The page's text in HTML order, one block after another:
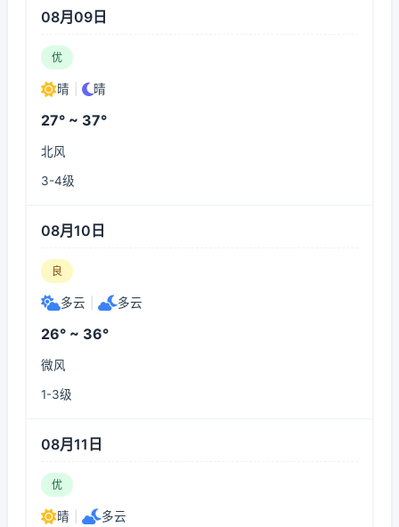
08月09日
优
晴 晴
27° ~ 37°
北风
3-4级
08月10日
良
多云 多云
26° ~ 36°
微风
1-3级
08月11日
优
晴 多云